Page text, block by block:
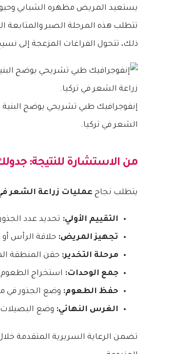
يستعيد المريض مظهره الشبابي
تتطلب هذه المرحلة الصبر والمتابعة
ذلك، تتحول الفراغات المزعجة إلى
إنفوجرافيك طبي تشريحي يوضح البنية
الشعر في تركيا.
من الاستشارة للنتيجة:
يتطلب نجاح عمليات زراعة الشعر في
التقييم الأولي: تحديد عدد
تجهيز المريض: حلاقة الرأس
مرحلة التخدير: حقن المنطقة
جمع الوحدات: استخراج الطعوم
حفظ الطعوم: وضع الجذور في
الغرس النهائي: وضع
تضمن الرعاية السريرية المتقدمة